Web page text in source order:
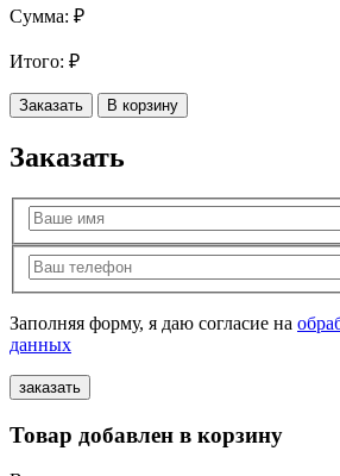
Сумма: ₽
Итого: ₽
Заказать В корзину
Заказать
Заполняя форму, я даю согласие на
данных
Товар добавлен в корзину